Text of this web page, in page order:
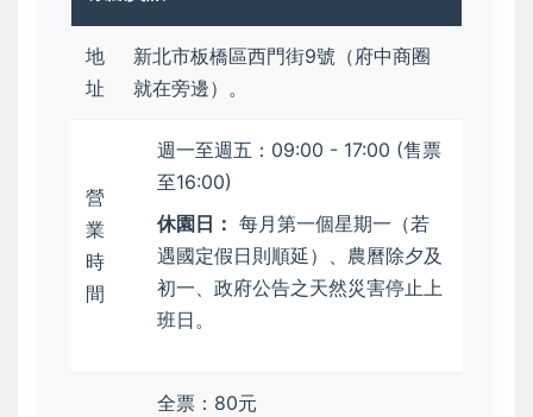
地
址
新北市板橋區西門街9號（府中商圈
就在旁邊）。
營
業
時
間
週一至週五：09:00 - 17:00 (售票
至16:00)
休園日： 每月第一個星期一（若
遇國定假日則順延）、農曆除夕及
初一、政府公告之天然災害停止上
班日。
全票：80元